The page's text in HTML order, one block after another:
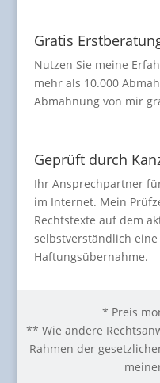
Gratis
Nutzen Sie meine
mehr als 10.000
Abmahnung von mir
Geprüft durch
Ihr Ansprechpartner
im Internet. Mein
Rechtstexte auf dem
selbstverständlich
Haftungsübernahme.
* Preis
** Wie andere
Rahmen der